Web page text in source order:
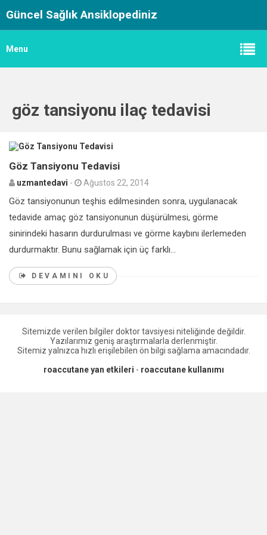
Güncel Sağlık Ansiklopediniz
Menu
göz tansiyonu ilaç tedavisi
Göz Tansiyonu Tedavisi
uzmantedavi - Ağustos 22, 2014
Göz tansiyonunun teşhis edilmesinden sonra, uygulanacak
tedavide amaç göz tansiyonunun düşürülmesi, görme
sinirindeki hasarın durdurulması ve görme kaybını ilerlemeden
durdurmaktır. Bunu sağlamak için üç farklı...
DEVAMINI OKU
Sitemizde verilen bilgiler doktor tavsiyesi niteliğinde değildir.
Yazılarımız geniş araştırmalarla derlenmiştir.
Sitemiz yalnızca hızlı erişilebilen ön bilgi sağlama amacındadır.
roaccutane yan etkileri - roaccutane kullanımı